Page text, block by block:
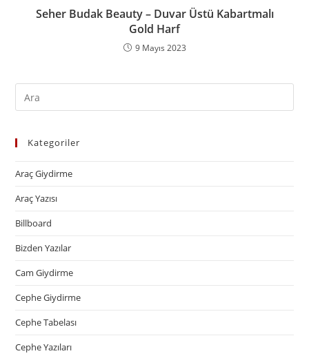
Seher Budak Beauty – Duvar Üstü Kabartmalı
Gold Harf
9 Mayıs 2023
Kategoriler
Araç Giydirme
Araç Yazısı
Billboard
Bizden Yazılar
Cam Giydirme
Cephe Giydirme
Cephe Tabelası
Cephe Yazıları